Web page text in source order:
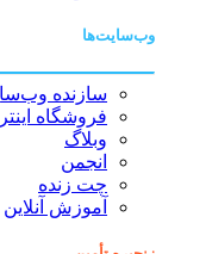
وب‌سایت‌ها
سازنده
فروشگاه
وبلاگ
انجمن
چت زنده
آموزش آنلاین